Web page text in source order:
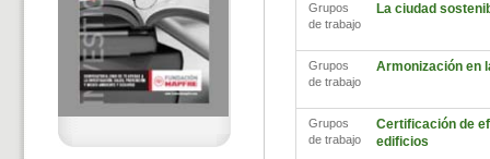
Grupos
de trabajo
La ciudad
Grupos
de trabajo
Armonización en
Grupos
de trabajo
Certificación de
edificios